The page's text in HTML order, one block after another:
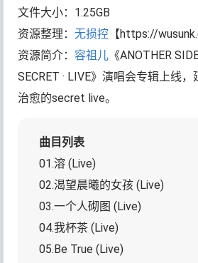
文件大小：1.25GB
资源整理：无损控 【https://
资源简介： 容祖儿 《ANOTHER
SECRET · LIVE》演唱会专辑上线
治愈的secret live。
曲目列表
01.溶 (Live)
02.渴望晨曦的女孩 (Live)
03.一个人砌图 (Live)
04.我杯茶 (Live)
05.Be True (Live)